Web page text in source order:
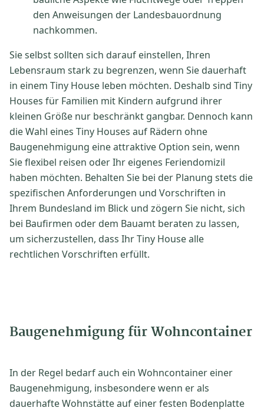
den Anweisungen der Landesbauordnung
nachkommen.
Sie selbst sollten sich darauf einstellen, Ihren
Lebensraum stark zu begrenzen, wenn Sie dauerhaft
in einem Tiny House leben möchten. Deshalb sind Tiny
Houses für Familien mit Kindern aufgrund ihrer
kleinen Größe nur beschränkt gangbar. Dennoch kann
die Wahl eines Tiny Houses auf Rädern ohne
Baugenehmigung eine attraktive Option sein, wenn
Sie flexibel reisen oder Ihr eigenes Feriendomizil
haben möchten. Behalten Sie bei der Planung stets die
spezifischen Anforderungen und Vorschriften in
Ihrem Bundesland im Blick und zögern Sie nicht, sich
bei Baufirmen oder dem Bauamt beraten zu lassen,
um sicherzustellen, dass Ihr Tiny House alle
rechtlichen Vorschriften erfüllt.
Baugenehmigung für Wohncontainer
In der Regel bedarf auch ein Wohncontainer einer
Baugenehmigung, insbesondere wenn er als
dauerhafte Wohnstätte auf einer festen Bodenplatte